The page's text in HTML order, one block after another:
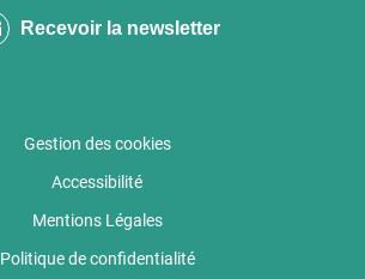
Facebook
Youtube
calaméo
Recevoir la newsletter
Gestion des cookies
Accessibilité
Mentions Légales
Politique de confidentialité